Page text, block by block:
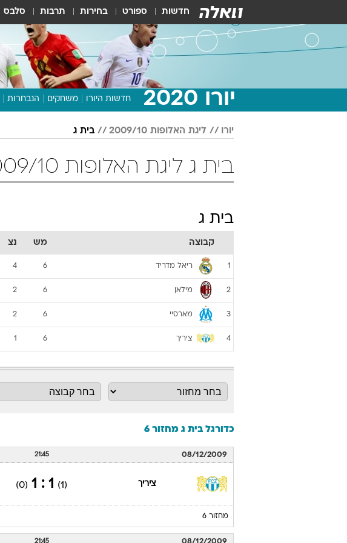
חדשות ספורט בחירות תרבות סלבס
יורו 2020 חדשות היורו משחקים הנבחרות
יורו ליגת האלופות 2009/10 בית ג
בית ג ליגת האלופות 2009/10 כדורגל
בית ג
קבוצה מש נצ
1 ריאל מדריד 6
4
2 מילאן 6
2
3 מארסיי 6
2
4 ציריך 6
1
כדורגל בית ג מחזור 6
08/12/2009
21:45
ציריך (1)
1 : 1
(0)
מחזור 6
21:45